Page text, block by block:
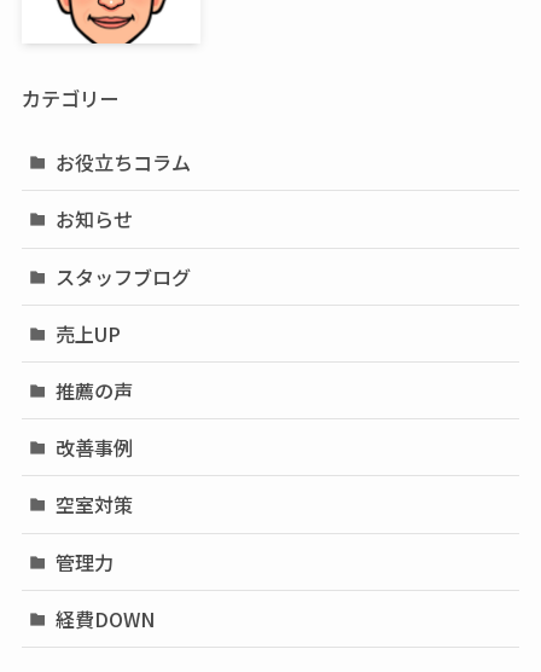
カテゴリー
お役立ちコラム
お知らせ
スタッフブログ
売上UP
推薦の声
改善事例
空室対策
管理力
経費DOWN